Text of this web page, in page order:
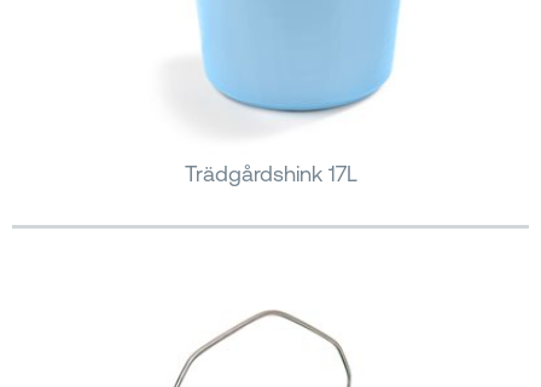
Trädgårdshink 17L